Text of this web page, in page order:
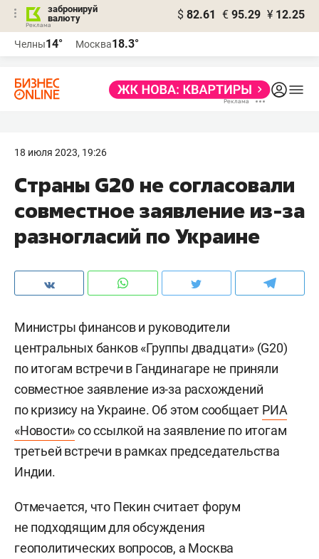
забронируй
валюту
$ 82.61 € 95.29 ¥ 12.25
Челны14° Москва18.3°
18 июля 2023, 19:26
Страны G20 не согласовали
совместное заявление из-за
разногласий по Украине
Министры финансов и руководители
центральных банков «Группы двадцати» (G20)
по итогам встречи в Гандинагаре не приняли
совместное заявление из-за расхождений
по кризису на Украине. Об этом сообщает РИА
«Новости»со ссылкой на заявление по итогам
третьей встречи в рамках председательства
Индии.
Отмечается, что Пекин считает форум
не подходящим для обсуждения
геополитических вопросов, а Москва